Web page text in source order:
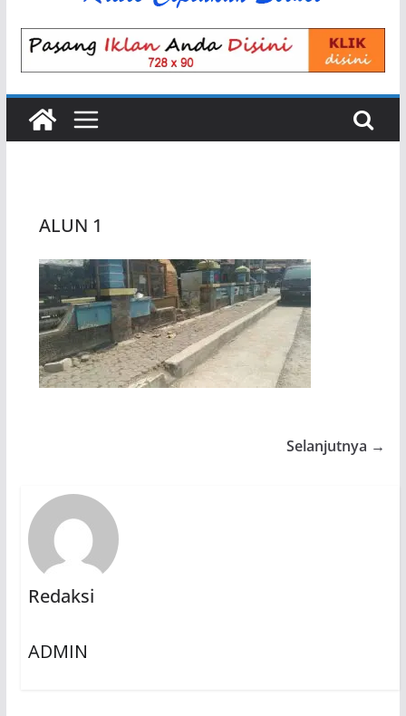
ALUN 1
Selanjutnya →
Redaksi
ADMIN